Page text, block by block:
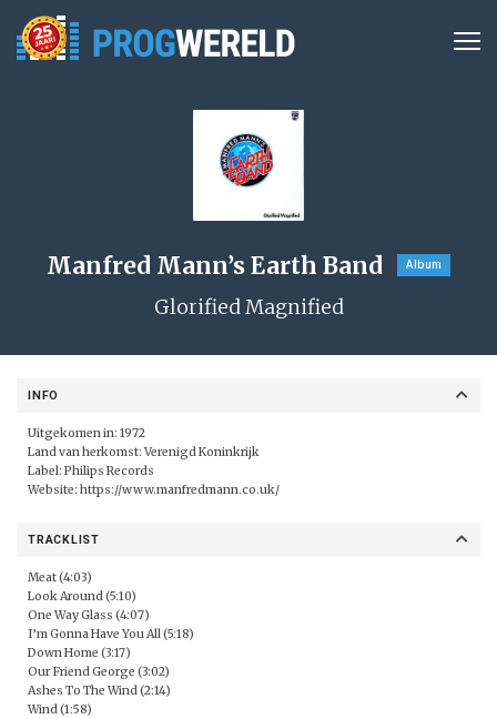
Manfred Mann’s Earth Band Album
Glorified Magnified
INFO
Uitgekomen in: 1972
Land van herkomst: Verenigd Koninkrijk
Label: Philips Records
Website: https://www.manfredmann.co.uk/
TRACKLIST
Meat (4:03)
Look Around (5:10)
One Way Glass (4:07)
I’m Gonna Have You All (5:18)
Down Home (3:17)
Our Friend George (3:02)
Ashes To The Wind (2:14)
Wind (1:58)